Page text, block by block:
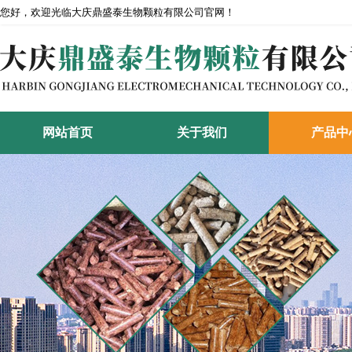
您好，欢迎光临大庆鼎盛泰生物颗粒有限公司官网！
网站首页 关于我们 产品中